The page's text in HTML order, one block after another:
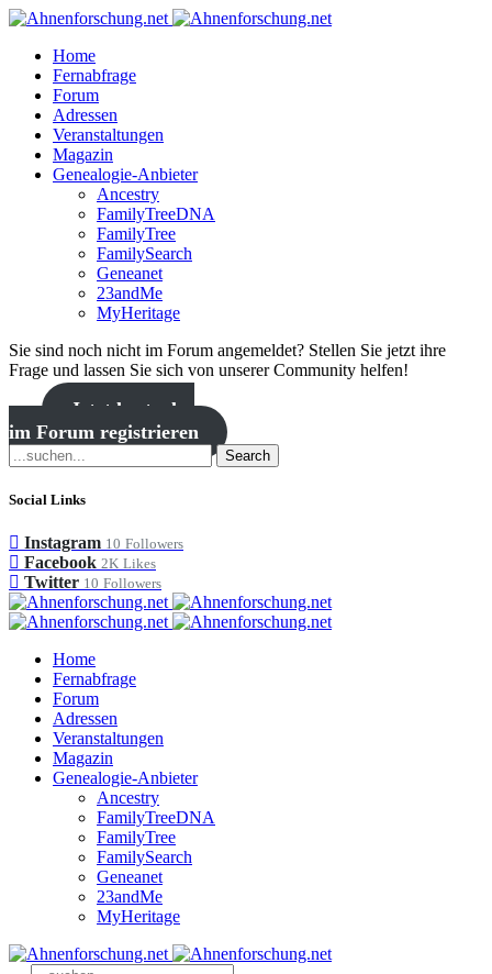
Home
Fernabfrage
Forum
Adressen
Veranstaltungen
Magazin
Genealogie-Anbieter
Ancestry
FamilyTreeDNA
FamilyTree
FamilySearch
Geneanet
23andMe
MyHeritage
Sie sind noch nicht im Forum angemeldet? Stellen Sie jetzt ihre
Frage und lassen Sie sich von unserer Community helfen!
Jetzt kostenlos
im Forum registrieren
Search
Social Links
Instagram 10 Followers
Facebook 2K Likes
Twitter 10 Followers
Home
Fernabfrage
Forum
Adressen
Veranstaltungen
Magazin
Genealogie-Anbieter
Ancestry
FamilyTreeDNA
FamilyTree
FamilySearch
Geneanet
23andMe
MyHeritage